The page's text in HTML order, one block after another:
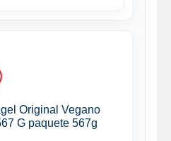
Original Vegano
G paquete 567g